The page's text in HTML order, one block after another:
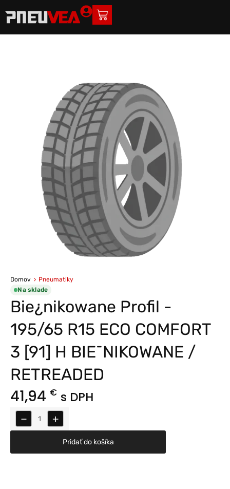
Domov
Pneumatiky
Na sklade
Bie¿nikowane Profil -
195/65 R15 ECO COMFORT
3 [91] H BIE¯NIKOWANE /
RETREADED
41,94 € s DPH
− +
Pridať do košíka